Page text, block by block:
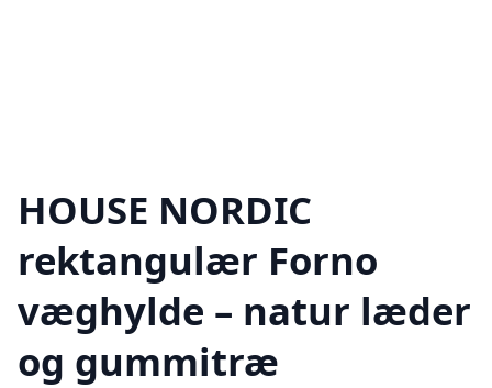
HOUSE NORDIC
rektangulær Forno
væghylde – natur læder
og gummitræ